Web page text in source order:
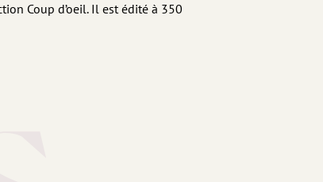
Coup d’oeil. Il est édité à 350